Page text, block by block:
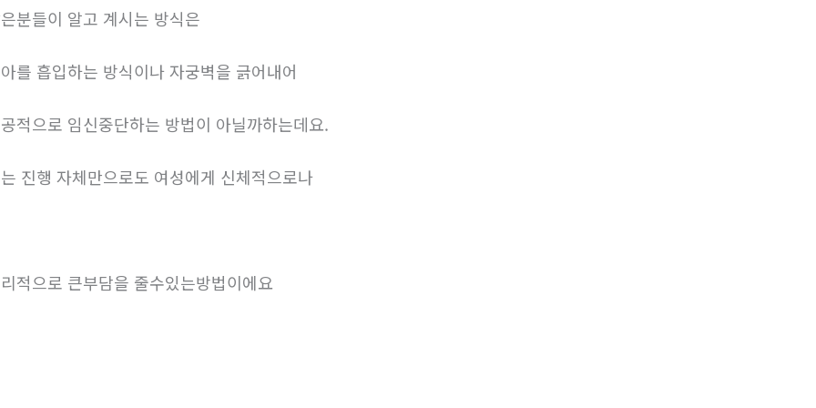
분들이 알고 계시는 방식은
를 흡입하는 방식이나 자궁벽을 긁어내어
적으로 임신중단하는 방법이 아닐까하는데요.
진행 자체만으로도 여성에게 신체적으로나
적으로 큰부담을 줄수있는방법이에요